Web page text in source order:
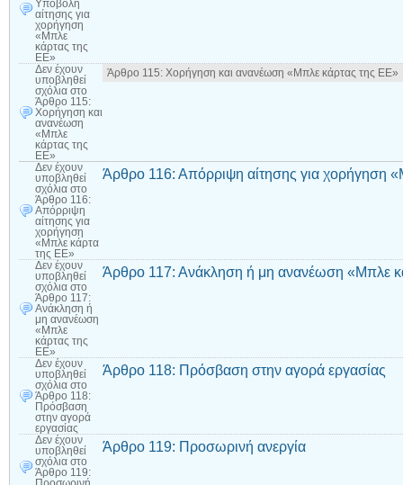
Υποβολή
αίτησης για
χορήγηση
«Μπλε
κάρτας της
ΕΕ»
Δεν έχουν
υποβληθεί
σχόλια στο
Άρθρο 115:
Χορήγηση και
ανανέωση
«Μπλε
κάρτας της
ΕΕ»
Άρθρο 115: Χορήγηση και ανανέωση «Μπλε κάρτας της ΕΕ»
Δεν έχουν
υποβληθεί
σχόλια στο
Άρθρο 116:
Απόρριψη
αίτησης για
χορήγηση
«Μπλε κάρτα
της ΕΕ»
Άρθρο 116: Απόρριψη αίτησης για χορήγηση
Δεν έχουν
υποβληθεί
σχόλια στο
Άρθρο 117:
Ανάκληση ή
μη ανανέωση
«Μπλε
κάρτας της
ΕΕ»
Άρθρο 117: Ανάκληση ή μη ανανέωση «Μπλε
Δεν έχουν
υποβληθεί
σχόλια στο
Άρθρο 118:
Πρόσβαση
στην αγορά
εργασίας
Άρθρο 118: Πρόσβαση στην αγορά εργασίας
Δεν έχουν
υποβληθεί
σχόλια στο
Άρθρο 119:
Άρθρο 119: Προσωρινή ανεργία